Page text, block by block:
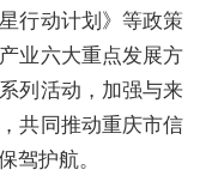
行动计划》等政策
业六大重点发展方
列活动，加强与来
共同推动重庆市信
驾护航。